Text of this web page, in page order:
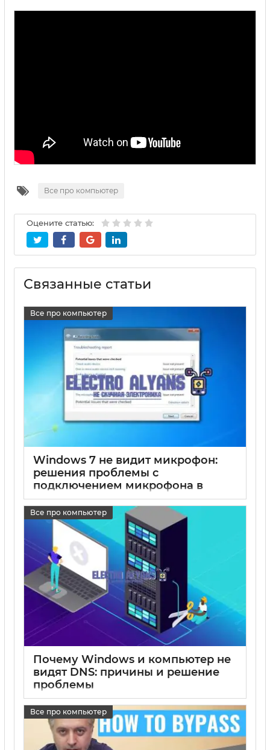
Все про компьютер
Оцените статью:
Связанные статьи
Все про компьютер
Windows 7 не видит микрофон:
решения проблемы с
подключением микрофона в
Виндовс 7
17 05 2025 0
Все про компьютер
Почему Windows и компьютер не
видят DNS: причины и решение
проблемы
Все про компьютер